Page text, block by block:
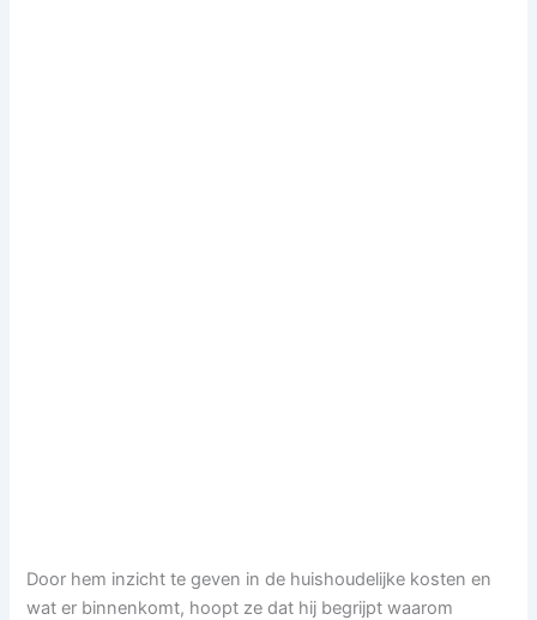
Door hem inzicht te geven in de huishoudelijke kosten en
wat er binnenkomt, hoopt ze dat hij begrijpt waarom